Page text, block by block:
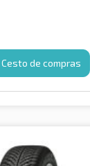
Cesto de compras